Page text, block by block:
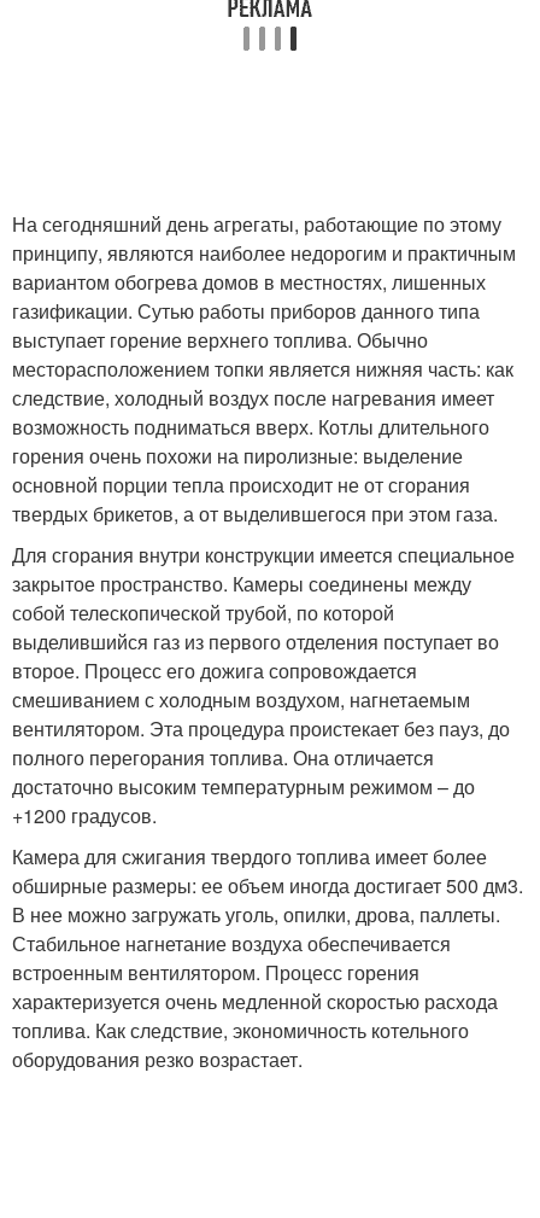
На сегодняшний день агрегаты, работающие по этому
принципу, являются наиболее недорогим и практичным
вариантом обогрева домов в местностях, лишенных
газификации. Сутью работы приборов данного типа
выступает горение верхнего топлива. Обычно
месторасположением топки является нижняя часть: как
следствие, холодный воздух после нагревания имеет
возможность подниматься вверх. Котлы длительного
горения очень похожи на пиролизные: выделение
основной порции тепла происходит не от сгорания
твердых брикетов, а от выделившегося при этом газа.
Для сгорания внутри конструкции имеется специальное
закрытое пространство. Камеры соединены между
собой телескопической трубой, по которой
выделившийся газ из первого отделения поступает во
второе. Процесс его дожига сопровождается
смешиванием с холодным воздухом, нагнетаемым
вентилятором. Эта процедура проистекает без пауз, до
полного перегорания топлива. Она отличается
достаточно высоким температурным режимом – до
+1200 градусов.
Камера для сжигания твердого топлива имеет более
обширные размеры: ее объем иногда достигает 500 дм3.
В нее можно загружать уголь, опилки, дрова, паллеты.
Стабильное нагнетание воздуха обеспечивается
встроенным вентилятором. Процесс горения
характеризуется очень медленной скоростью расхода
топлива. Как следствие, экономичность котельного
оборудования резко возрастает.